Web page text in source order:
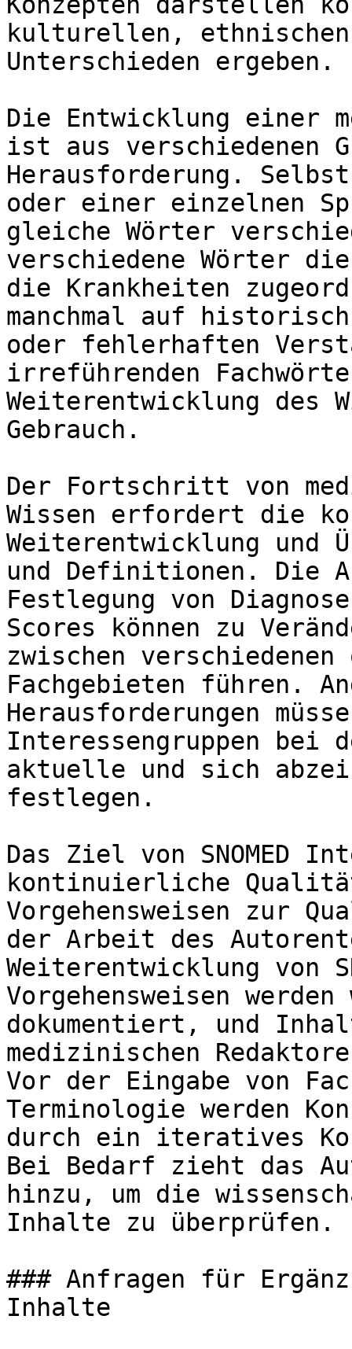
kulturellen,
Unterschieden ergeben.
Die Entwicklung einer
ist aus verschiedenen
Herausforderung.
oder einer einzelnen
gleiche Wörter
verschiedene Wörter
die Krankheiten
manchmal auf
oder fehlerhaften
irreführenden
Weiterentwicklung des
Gebrauch.
Der Fortschritt von
Wissen erfordert die
Weiterentwicklung und
und Definitionen. Die
Festlegung von
Scores können zu
zwischen
Fachgebieten führen.
Herausforderungen
Interessengruppen bei
aktuelle und sich
festlegen.
Das Ziel von SNOMED
kontinuierliche
Vorgehensweisen zur
der Arbeit des
Weiterentwicklung von
Vorgehensweisen
dokumentiert, und
medizinischen
Vor der Eingabe von
Terminologie werden
durch ein iteratives
Bei Bedarf zieht das
hinzu, um die
Inhalte zu überprüfen.
### Anfragen für
Inhalte